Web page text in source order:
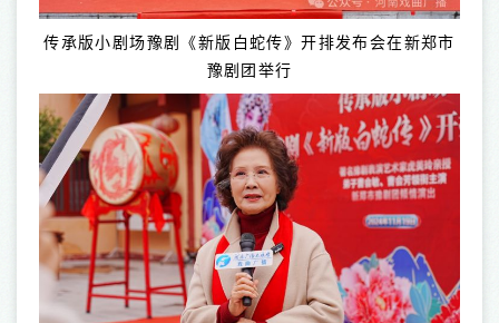
传承版小剧场豫剧《新版白蛇传》开排发布会在新郑市
豫剧团举行